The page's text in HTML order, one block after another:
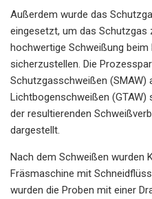
Außerdem wurde das
eingesetzt, um das Schutzgas
hochwertige Schweißung beim
sicherzustellen. Die
Schutzgasschweißen
Lichtbogenschweißen (GTAW)
der resultierenden
dargestellt.
Nach dem Schweißen wurden
Fräsmaschine mit
wurden die Proben mit einer